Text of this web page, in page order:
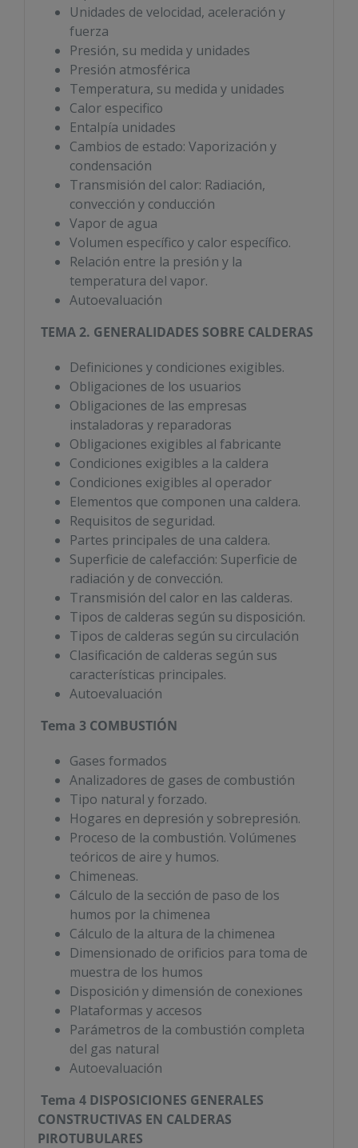
Unidades de velocidad, aceleración y
fuerza
Presión, su medida y unidades
Presión atmosférica
Temperatura, su medida y unidades
Calor especifico
Entalpía unidades
Cambios de estado: Vaporización y
condensación
Transmisión del calor: Radiación,
convección y conducción
Vapor de agua
Volumen específico y calor específico.
Relación entre la presión y la
temperatura del vapor.
Autoevaluación
TEMA 2. GENERALIDADES SOBRE CALDERAS
Definiciones y condiciones exigibles.
Obligaciones de los usuarios
Obligaciones de las empresas
instaladoras y reparadoras
Obligaciones exigibles al fabricante
Condiciones exigibles a la caldera
Condiciones exigibles al operador
Elementos que componen una caldera.
Requisitos de seguridad.
Partes principales de una caldera.
Superficie de calefacción: Superficie de
radiación y de convección.
Transmisión del calor en las calderas.
Tipos de calderas según su disposición.
Tipos de calderas según su circulación
Clasificación de calderas según sus
características principales.
Autoevaluación
Tema 3 COMBUSTIÓN
Gases formados
Analizadores de gases de combustión
Tipo natural y forzado.
Hogares en depresión y sobrepresión.
Proceso de la combustión. Volúmenes
teóricos de aire y humos.
Chimeneas.
Cálculo de la sección de paso de los
humos por la chimenea
Cálculo de la altura de la chimenea
Dimensionado de orificios para toma de
muestra de los humos
Disposición y dimensión de conexiones
Plataformas y accesos
Parámetros de la combustión completa
del gas natural
Autoevaluación
Tema 4 DISPOSICIONES GENERALES
CONSTRUCTIVAS EN CALDERAS
PIROTUBULARES